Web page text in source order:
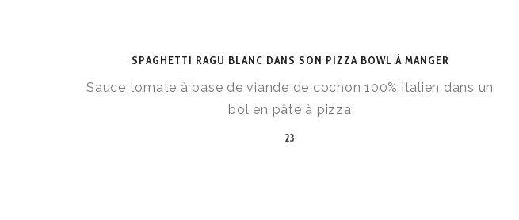
SPAGHETTI RAGU BLANC DANS SON PIZZA BOWL À MANGER
Sauce tomate à base de viande de cochon 100% italien dans un
bol en pâte à pizza
23